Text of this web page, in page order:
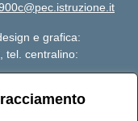
e grafica:
tel. centralino:
0818850905